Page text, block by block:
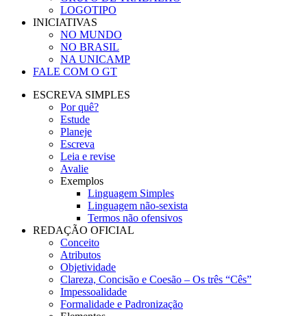
LOGOTIPO
INICIATIVAS
NO MUNDO
NO BRASIL
NA UNICAMP
FALE COM O GT
ESCREVA SIMPLES
Por quê?
Estude
Planeje
Escreva
Leia e revise
Avalie
Exemplos
Linguagem Simples
Linguagem não-sexista
Termos não ofensivos
REDAÇÃO OFICIAL
Conceito
Atributos
Objetividade
Clareza, Concisão e Coesão – Os três “Cês”
Impessoalidade
Formalidade e Padronização